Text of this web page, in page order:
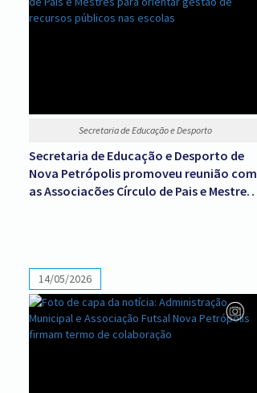
Secretaria de Educação e Desporto
Secretaria de Educação e Desporto de
Nova Petrópolis promoveu reunião com
as Associações Círculo de Pais e Mestres
14/05/2026